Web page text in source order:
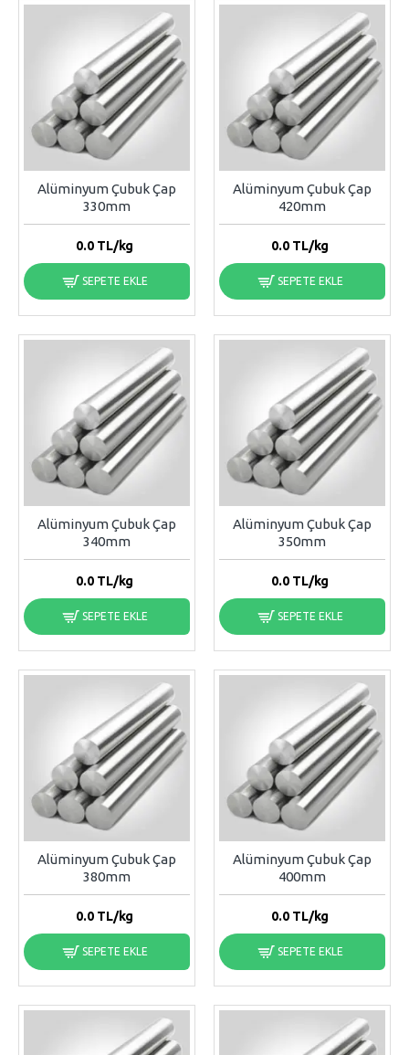
Alüminyum Çubuk Çap
330mm
0.0TL/kg
SEPETE EKLE
Alüminyum Çubuk Çap
420mm
0.0TL/kg
SEPETE EKLE
Alüminyum Çubuk Çap
340mm
0.0TL/kg
SEPETE EKLE
Alüminyum Çubuk Çap
350mm
0.0TL/kg
SEPETE EKLE
Alüminyum Çubuk Çap
380mm
0.0TL/kg
SEPETE EKLE
Alüminyum Çubuk Çap
400mm
0.0TL/kg
SEPETE EKLE